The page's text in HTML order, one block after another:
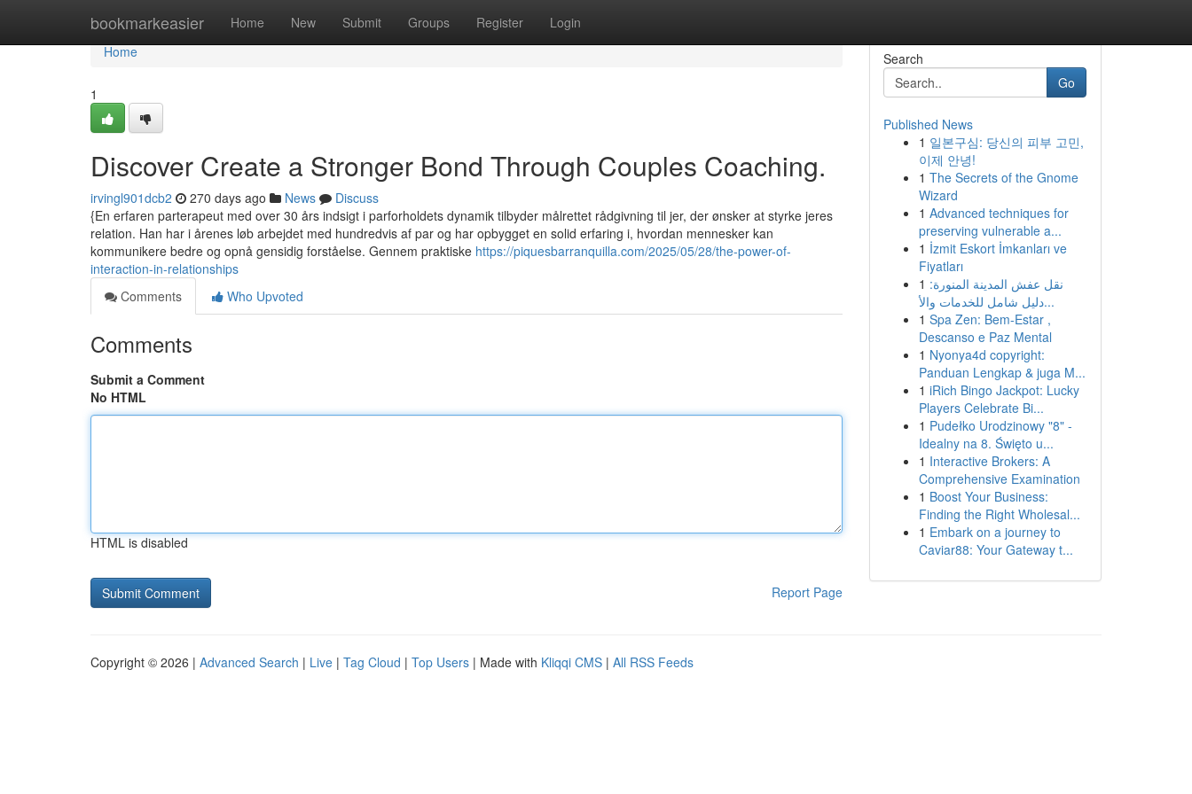
bookmarkeasier Home New Submit Groups Register Login
Home
Home
1
Discover Create a Stronger Bond Through Couples Coaching.
irvingl901dcb2 270 days ago News
Discuss
{En erfaren parterapeut med over 30 års indsigt i parforholdets dynamik tilbyder målrettet rådgivning til jer, der ønsker at styrke jeres
relation. Han har i årenes løb arbejdet med hundredvis af par og har opbygget en solid erfaring i, hvordan mennesker kan
kommunikere bedre og opnå gensidig forståelse. Gennem praktiske https://piquesbarranquilla.com/2025/05/28/the-power-of-
interaction-in-relationships
Comments
Who Upvoted
Comments
Submit a Comment
No HTML
HTML is disabled
Report Page
Search
Go
Published News
1 일본구심: 당신의 피부 고민,
이제 안녕!
1 The Secrets of the Gnome
Wizard
1 Advanced techniques for
preserving vulnerable a...
1 İzmit Eskort İmkanları ve
Fiyatları
1 نقل عفش المدينة المنورة:
دليل شامل للخدمات والأ...
1 Spa Zen: Bem-Estar ,
Descanso e Paz Mental
1 Nyonya4d copyright:
Panduan Lengkap & juga M...
1 iRich Bingo Jackpot: Lucky
Players Celebrate Bi...
1 Pudełko Urodzinowy "8" -
Idealny na 8. Święto u...
1 Interactive Brokers: A
Comprehensive Examination
1 Boost Your Business:
Finding the Right Wholesal...
1 Embark on a journey to
Caviar88: Your Gateway t...
Copyright © 2026 | Advanced Search | Live | Tag Cloud | Top Users | Made with Kliqqi CMS | All RSS Feeds